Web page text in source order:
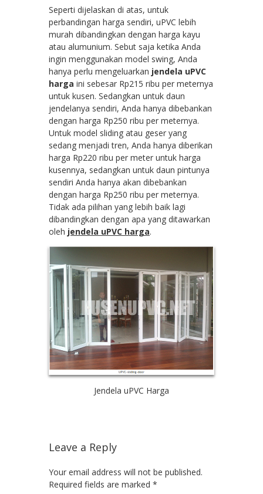
Seperti dijelaskan di atas, untuk
perbandingan harga sendiri, uPVC lebih
murah dibandingkan dengan harga kayu
atau alumunium. Sebut saja ketika Anda
ingin menggunakan model swing, Anda
hanya perlu mengeluarkan jendela uPVC
harga ini sebesar Rp215 ribu per meternya
untuk kusen. Sedangkan untuk daun
jendelanya sendiri, Anda hanya dibebankan
dengan harga Rp250 ribu per meternya.
Untuk model sliding atau geser yang
sedang menjadi tren, Anda hanya diberikan
harga Rp220 ribu per meter untuk harga
kusennya, sedangkan untuk daun pintunya
sendiri Anda hanya akan dibebankan
dengan harga Rp250 ribu per meternya.
Tidak ada pilihan yang lebih baik lagi
dibandingkan dengan apa yang ditawarkan
oleh jendela uPVC harga.
Jendela uPVC Harga
Leave a Reply
Your email address will not be published.
Required fields are marked *